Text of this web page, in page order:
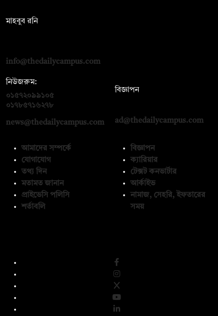
মাহবুব রনি
info@thedailycampus.com
নিউজরুম:
০১৫৭২০৯৯১০৫
০১৭৮৫৭১৬২৭৮
news@thedailycampus.com
বিজ্ঞাপন
ad@thedailycampus.com
আমাদের সম্পর্কে
যোগাযোগ
তথ্য দিন
মতামত জানান
প্রাইভেসি পলিসি
শর্তাবলি
বিজ্ঞাপন
ক্যারিয়ার
টেক্সট কনভার্টার
আর্কাইভ
নামাজ, সেহরি, ইফতারের
সময়